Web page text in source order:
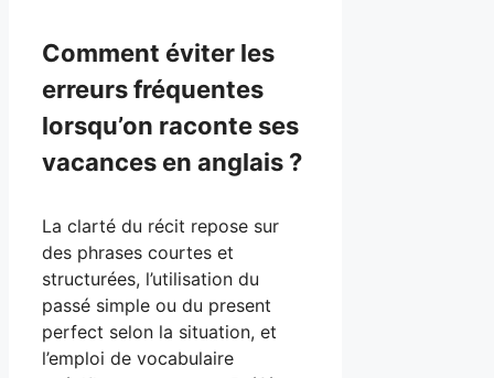
Comment éviter les
erreurs fréquentes
lorsqu’on raconte ses
vacances en anglais ?
La clarté du récit repose sur
des phrases courtes et
structurées, l’utilisation du
passé simple ou du present
perfect selon la situation, et
l’emploi de vocabulaire